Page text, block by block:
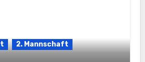
2. Mannschaft